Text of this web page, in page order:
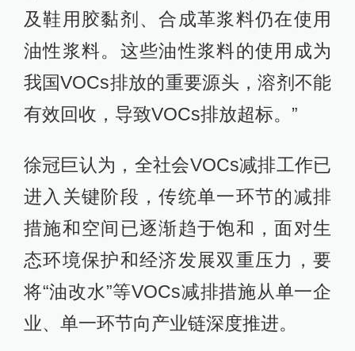
及鞋用胶黏剂、合成革浆料仍在使用
油性浆料。这些油性浆料的使用成为
我国VOCs排放的重要源头，溶剂不能
有效回收，导致VOCs排放超标。”
徐冠巨认为，全社会VOCs减排工作已
进入关键阶段，传统单一环节的减排
措施和空间已逐渐趋于饱和，面对生
态环境保护和经济发展双重压力，要
将“油改水”等VOCs减排措施从单一企
业、单一环节向产业链深度推进。